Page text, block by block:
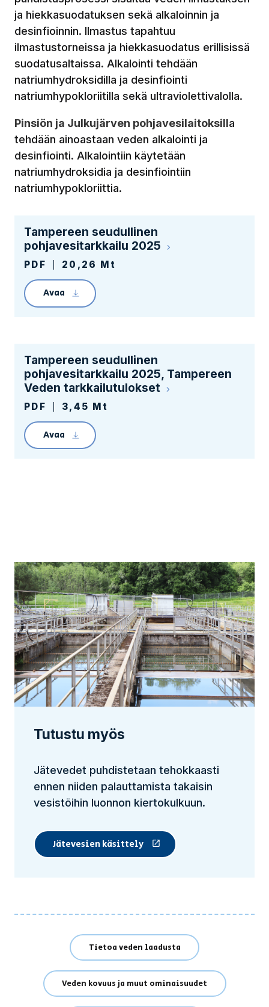
ja hiekkasuodatuksen sekä alkaloinnin ja
desinfioinnin. Ilmastus tapahtuu
ilmastustorneissa ja hiekkasuodatus erillisissä
suodatusaltaissa. Alkalointi tehdään
natriumhydroksidilla ja desinfiointi
natriumhypokloriitilla sekä ultraviolettivalolla.
Pinsiön ja Julkujärven pohjavesilaitoksilla
tehdään ainoastaan veden alkalointi ja
desinfiointi. Alkalointiin käytetään
natriumhydroksidia ja desinfiointiin
natriumhypokloriittia.
Tampereen seudullinen
pohjavesitarkkailu 2025
PDF 20,26 Mt
Avaa
Linkin avaaminen lataa tiedoston
Tampereen seudullinen
pohjavesitarkkailu 2025, Tampereen
Veden tarkkailutulokset
PDF 3,45 Mt
Avaa
Linkin avaaminen lataa tiedoston Liite 2.
Tutustu myös
Jätevedet puhdistetaan tehokkaasti
ennen niiden palauttamista takaisin
vesistöihin luonnon kiertokulkuun.
Jätevesien käsittely
(Linkki vie ulkopuoliselle
Tietoa veden laadusta
Veden kovuus ja muut ominaisuudet